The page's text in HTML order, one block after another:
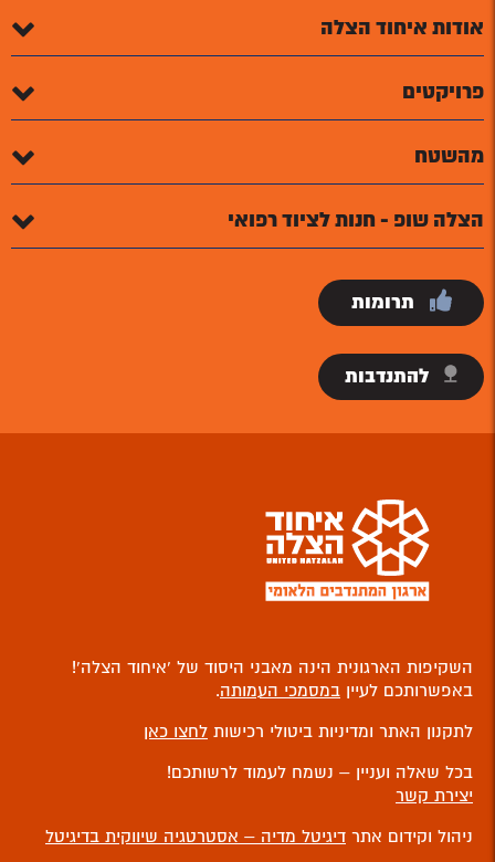
אודות איחוד הצלה
פרויקטים
מהשטח
הצלה שופ - חנות לציוד רפואי
תרומות
להתנדבות
השקיפות הארגונית הינה מאבני היסוד של ‘איחוד הצלה’!
באפשרותכם לעיין במסמכי העמותה.
לתקנון האתר ומדיניות ביטולי רכישות לחצו כאן
בכל שאלה ועניין – נשמח לעמוד לרשותכם!
יצירת קשר
ניהול וקידום אתר דיגיטל מדיה – אסטרטגיה שיווקית בדיגיטל